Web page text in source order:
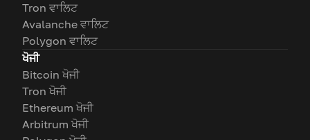
Tron ਵਾਲਿਟ
Avalanche ਵਾਲਿਟ
Polygon ਵਾਲਿਟ
ਖੋਜੀ
Bitcoin ਖੋਜੀ
Tron ਖੋਜੀ
Ethereum ਖੋਜੀ
Arbitrum ਖੋਜੀ